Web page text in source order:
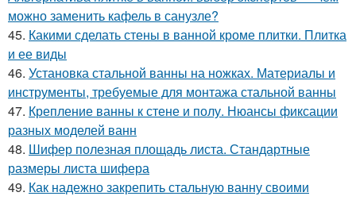
можно заменить кафель в санузле?
45. Какими сделать стены в ванной кроме плитки. Плитка
и ее виды
46. Установка стальной ванны на ножках. Материалы и
инструменты, требуемые для монтажа стальной ванны
47. Крепление ванны к стене и полу. Нюансы фиксации
разных моделей ванн
48. Шифер полезная площадь листа. Стандартные
размеры листа шифера
49. Как надежно закрепить стальную ванну своими